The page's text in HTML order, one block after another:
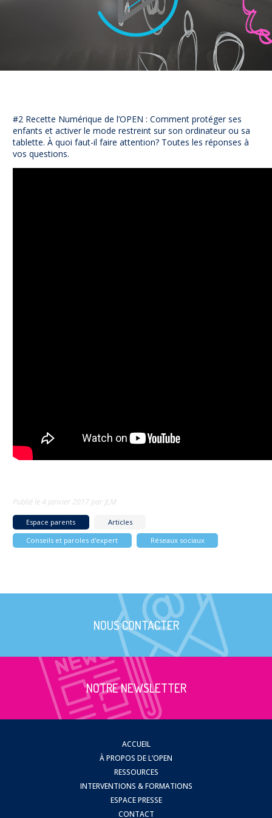
NUAJE : NUmérique et Appropriation par la Jeunesse
Parents Sentinelles des écrans
Pari Risqué : Prévenir l’addiction aux jeux d’argent en
#2 Recette Numérique de l’OPEN : Comment protéger ses
enfants et activer le mode restreint sur son ordinateur ou sa
tablette. À quoi faut-il faire attention? Toutes les réponses à
vos questions.
Publié le4 janvier 2017 par JLM
Espace parents
Articles
Conseils et paroles d'expert
Réseaux sociaux
NOUS CONTACTER
NOTRE NEWSLETTER
ACCUEIL
À PROPOS DE L’OPEN
RESSOURCES
INTERVENTIONS & FORMATIONS
ESPACE PRESSE
CONTACT